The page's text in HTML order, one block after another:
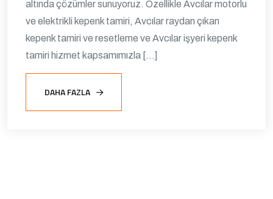
altında çözümler sunuyoruz. Özellikle Avcılar motorlu
ve elektrikli kepenk tamiri, Avcılar raydan çıkan
kepenk tamiri ve resetleme ve Avcılar işyeri kepenk
tamiri hizmet kapsamımızla […]
DAHA FAZLA